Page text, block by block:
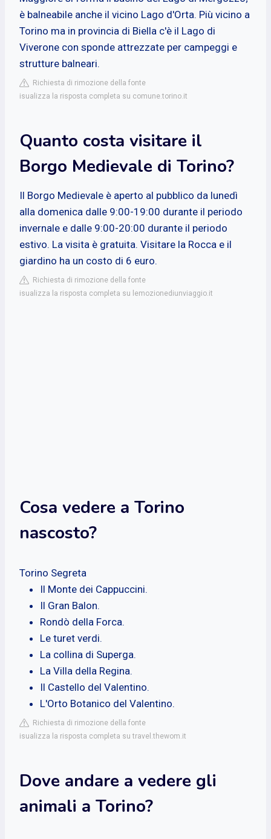
è balneabile anche il vicino Lago d'Orta. Più vicino a
Torino ma in provincia di Biella c'è il Lago di
Viverone con sponde attrezzate per campeggi e
strutture balneari.
Richiesta di rimozione della fonte
isualizza la risposta completa su comune.torino.it
Quanto costa visitare il
Borgo Medievale di Torino?
Il Borgo Medievale è aperto al pubblico da lunedì
alla domenica dalle 9:00-19:00 durante il periodo
invernale e dalle 9:00-20:00 durante il periodo
estivo. La visita è gratuita. Visitare la Rocca e il
giardino ha un costo di 6 euro.
Richiesta di rimozione della fonte
isualizza la risposta completa su lemozionediunviaggio.it
Cosa vedere a Torino
nascosto?
Torino Segreta
Il Monte dei Cappuccini.
Il Gran Balon.
Rondò della Forca.
Le turet verdi.
La collina di Superga.
La Villa della Regina.
Il Castello del Valentino.
L'Orto Botanico del Valentino.
Richiesta di rimozione della fonte
isualizza la risposta completa su travel.thewom.it
Dove andare a vedere gli
animali a Torino?